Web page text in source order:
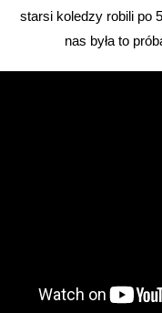
starsi koledzy robili po
nas była to